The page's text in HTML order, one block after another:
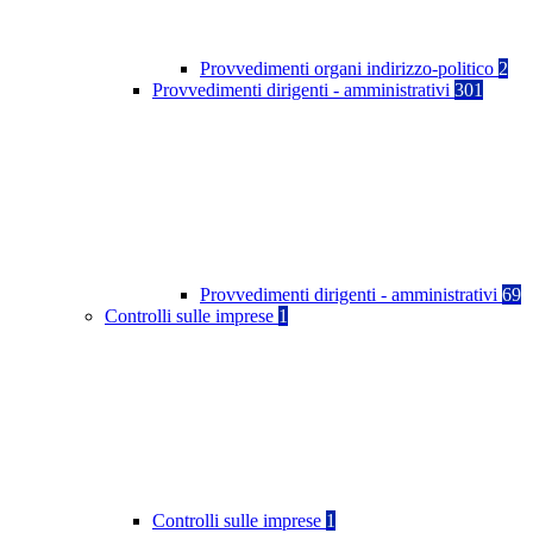
Provvedimenti organi indirizzo-politico 2
Provvedimenti dirigenti - amministrativi 301
Provvedimenti dirigenti - amministrativi 69
Controlli sulle imprese 1
Controlli sulle imprese 1